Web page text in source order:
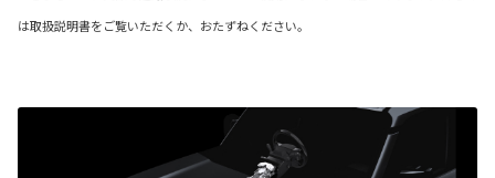
は取扱説明書をご覧いただくか、おたずねください。